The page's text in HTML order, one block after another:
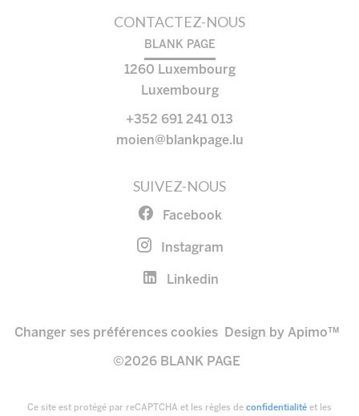
CONTACTEZ-NOUS
BLANK PAGE
1260 Luxembourg
Luxembourg
+352 691 241 013
moien@blankpage.lu
SUIVEZ-NOUS
Facebook
Instagram
Linkedin
Changer ses préférences cookies Design by Apimo™
©2026 BLANK PAGE
Ce site est protégé par reCAPTCHA et les règles de confidentialité et les